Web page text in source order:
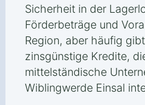
Sicherheit in der
Förderbeträge und
Region, aber häufig
zinsgünstige Kredite,
mittelständische
Wiblingwerde Einsal